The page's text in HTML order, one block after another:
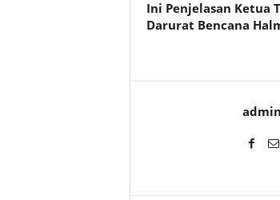
Ini Penjelasan Ketua
Darurat Bencana
admin